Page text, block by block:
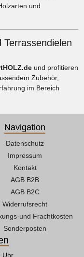
und
und profitieren
Zubehör,
im Bereich
Navigation
Datenschutz
Impressum
Kontakt
AGB B2B
AGB B2C
Widerrufsrecht
und Frachtkosten
Sonderposten
Uhr